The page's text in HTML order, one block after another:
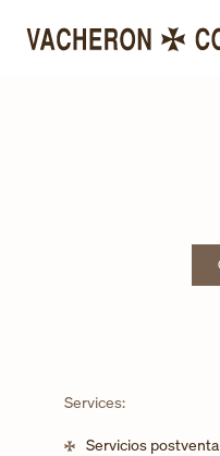
Services:
Servicios postventa